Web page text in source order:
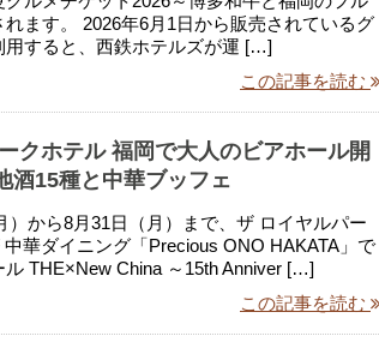
ます。 2026年6月1日から販売されているグ
用すると、西鉄ホテルズが運 […]
この記事を読む
クホテル 福岡で大人のビアホール開
酒15種と中華ブッフェ
）から8月31日（月）まで、ザ ロイヤルパー
華ダイニング「Precious ONO HAKATA」で
ル THE×New China ～15th Anniver […]
この記事を読む